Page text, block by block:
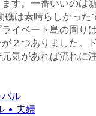
す。一番いいのは
礁は素晴らしかった
イベート島の周り
２つありました。
気があれば流れに
ル
• 夫婦